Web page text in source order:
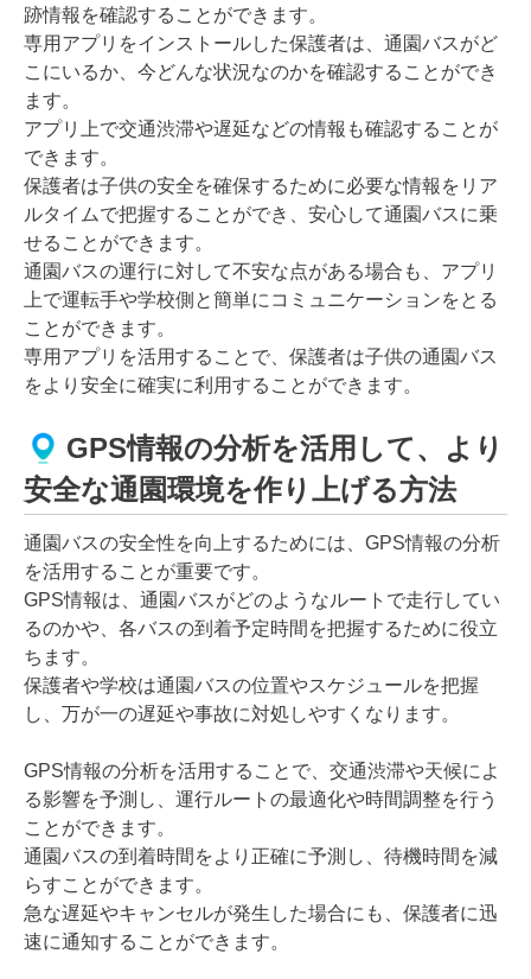
跡情報を確認することができます。
専用アプリをインストールした保護者は、通園バスがど
こにいるか、今どんな状況なのかを確認することができ
ます。
アプリ上で交通渋滞や遅延などの情報も確認することが
できます。
保護者は子供の安全を確保するために必要な情報をリア
ルタイムで把握することができ、安心して通園バスに乗
せることができます。
通園バスの運行に対して不安な点がある場合も、アプリ
上で運転手や学校側と簡単にコミュニケーションをとる
ことができます。
専用アプリを活用することで、保護者は子供の通園バス
をより安全に確実に利用することができます。
GPS情報の分析を活用して、より
安全な通園環境を作り上げる方法
通園バスの安全性を向上するためには、GPS情報の分析
を活用することが重要です。
GPS情報は、通園バスがどのようなルートで走行してい
るのかや、各バスの到着予定時間を把握するために役立
ちます。
保護者や学校は通園バスの位置やスケジュールを把握
し、万が一の遅延や事故に対処しやすくなります。
GPS情報の分析を活用することで、交通渋滞や天候によ
る影響を予測し、運行ルートの最適化や時間調整を行う
ことができます。
通園バスの到着時間をより正確に予測し、待機時間を減
らすことができます。
急な遅延やキャンセルが発生した場合にも、保護者に迅
速に通知することができます。